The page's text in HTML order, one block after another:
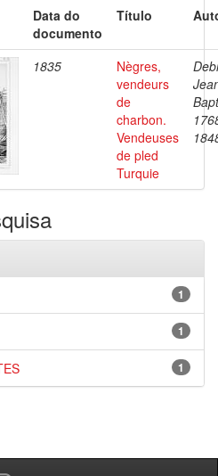
Data do
documento
Título
1835
Nègres,
vendeurs
de
charbon.
Vendeuses
de pled
Turquie
1
1
1